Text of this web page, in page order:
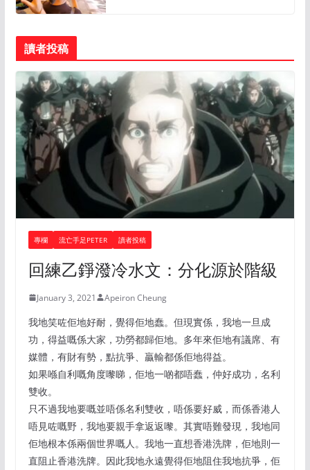
讀者投稿
專欄 流亡手足PETER 讀者投稿
回練乙錚潑冷水文：分化源於階級
January 3, 2021 Apeiron Cheung
我地笑咗佢地好耐，覺得佢地蠢。但現實係，我地一旦成
功，得益嘅係大家，功勞都歸佢地。多年來佢地有議席、有
媒體，有財有勢，點抗爭、贏輸都係佢地得益。
如果喺自利嘅角度嚟睇，佢地一啲都唔蠢，仲好成功，名利
雙收。
只不過我地要嘅並唔係名利雙收，唔係要好威，而係香港人
唔見咗嘅野，我地要親手拿返返嚟。其實唔難發現，我地同
佢地根本係兩個世界嘅人。我地一直想香港洗牌，佢地則一
直阻止香港洗牌。因此我地永遠覺得佢地阻住我地抗爭，佢